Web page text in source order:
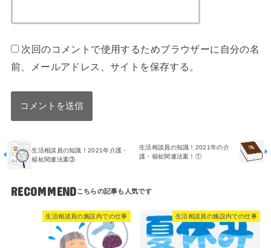
次回のコメントで使用するためブラウザーに自分の名
前、メールアドレス、サイトを保存する。
生活相談員の知識！2021年介護・
福祉関連法案③
生活相談員の知識！2021年の介
護・福祉関連法案！①
RECOMMEND
生活相談員の施設内での仕事 生活相談員の施設内での仕事